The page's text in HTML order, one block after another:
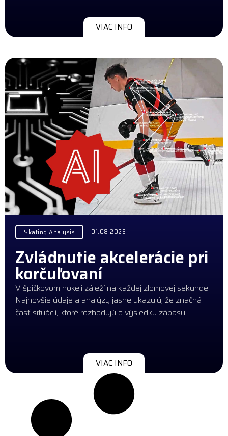
VIAC INFO
Skating Analysis 01.08.2025
Zvládnutie akcelerácie pri
korčuľovaní
V špičkovom hokeji záleží na každej zlomovej sekunde.
Najnovšie údaje a analýzy jasne ukazujú, že značná
časť situácií, ktoré rozhodujú o výsledku zápasu…
VIAC INFO